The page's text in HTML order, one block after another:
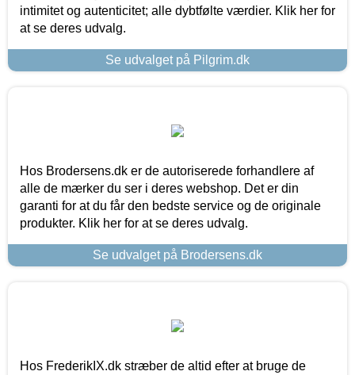
intimitet og autenticitet; alle dybtfølte værdier. Klik her for
at se deres udvalg.
Se udvalget på Pilgrim.dk
Hos Brodersens.dk er de autoriserede forhandlere af
alle de mærker du ser i deres webshop. Det er din
garanti for at du får den bedste service og de originale
produkter. Klik her for at se deres udvalg.
Se udvalget på Brodersens.dk
Hos FrederikIX.dk stræber de altid efter at bruge de